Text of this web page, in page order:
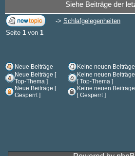
Siehe Beiträge der
-> Schlafgelegenheiten
Seite 1 von 1
Neue Beiträge
Keine neuen Beiträge
Neue Beiträge [
Top-Thema ]
Keine neuen Beiträge
[ Top-Thema ]
Neue Beiträge [
Gesperrt ]
Keine neuen Beiträge
[ Gesperrt ]